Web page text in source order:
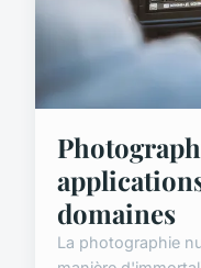
domaines
La photographie